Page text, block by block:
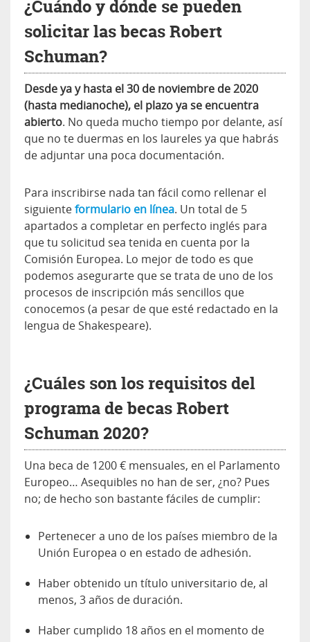
¿Cuándo y dónde se pueden
solicitar las becas Robert
Schuman?
Desde ya y hasta el 30 de noviembre de 2020
(hasta medianoche), el plazo ya se encuentra
abierto. No queda mucho tiempo por delante, así
que no te duermas en los laureles ya que habrás
de adjuntar una poca documentación.
Para inscribirse nada tan fácil como rellenar el
siguienteformulario en línea. Un total de 5
apartados a completar en perfecto inglés para
que tu solicitud sea tenida en cuenta por la
Comisión Europea. Lo mejor de todo es que
podemos asegurarte que se trata de uno de los
procesos de inscripción más sencillos que
conocemos (a pesar de que esté redactado en la
lengua de Shakespeare).
¿Cuáles son los requisitos del
programa de becas Robert
Schuman 2020?
Una beca de 1200 € mensuales, en el Parlamento
Europeo… Asequibles no han de ser, ¿no? Pues
no; de hecho son bastante fáciles de cumplir:
Pertenecer a uno de los países miembro de la
Unión Europea o en estado de adhesión.
Haber obtenido un título universitario de, al
menos, 3 años de duración.
Haber cumplido 18 años en el momento de